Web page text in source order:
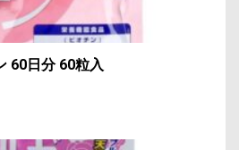
60日分 60粒入